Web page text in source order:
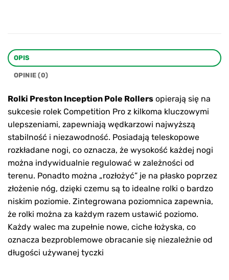
OPIS
OPINIE (0)
Rolki Preston Inception Pole Rollers opierają się na
sukcesie rolek Competition Pro z kilkoma kluczowymi
ulepszeniami, zapewniają wędkarzowi najwyższą
stabilność i niezawodność. Posiadają teleskopowe
rozkładane nogi, co oznacza, że wysokość każdej nogi
można indywidualnie regulować w zależności od
terenu. Ponadto można „rozłożyć” je na płasko poprzez
złożenie nóg, dzięki czemu są to idealne rolki o bardzo
niskim poziomie. Zintegrowana poziomnica zapewnia,
że rolki można za każdym razem ustawić poziomo.
Każdy walec ma zupełnie nowe, ciche łożyska, co
oznacza bezproblemowe obracanie się niezależnie od
długości używanej tyczki